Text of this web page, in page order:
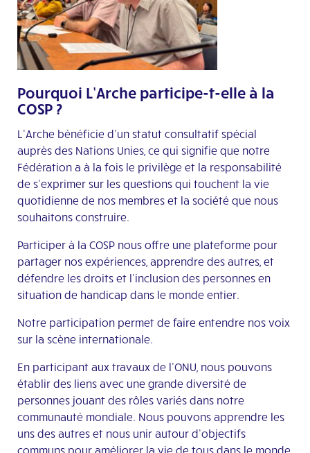
Pourquoi L’Arche participe-t-elle à la
COSP ?
L’Arche bénéficie d’un statut consultatif spécial
auprès des Nations Unies, ce qui signifie que notre
Fédération a à la fois le privilège et la responsabilité
de s’exprimer sur les questions qui touchent la vie
quotidienne de nos membres et la société que nous
souhaitons construire.
Participer à la COSP nous offre une plateforme pour
partager nos expériences, apprendre des autres, et
défendre les droits et l’inclusion des personnes en
situation de handicap dans le monde entier.
Notre participation permet de faire entendre nos voix
sur la scène internationale.
En participant aux travaux de l’ONU, nous pouvons
établir des liens avec une grande diversité de
personnes jouant des rôles variés dans notre
communauté mondiale. Nous pouvons apprendre les
uns des autres et nous unir autour d’objectifs
communs pour améliorer la vie de tous dans le monde